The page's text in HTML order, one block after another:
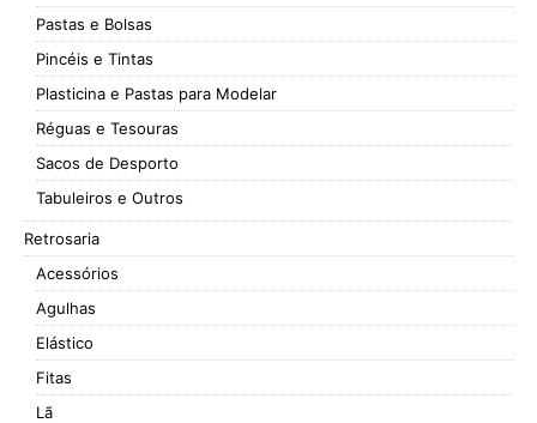
Pastas e Bolsas
Pincéis e Tintas
Plasticina e Pastas para Modelar
Réguas e Tesouras
Sacos de Desporto
Tabuleiros e Outros
Retrosaria
Acessórios
Agulhas
Elástico
Fitas
Lã